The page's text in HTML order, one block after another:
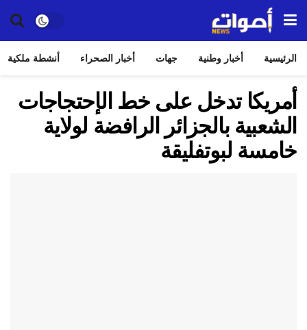
الرئيسية أخبار وطنية جهات أخبار الصحراء أنشطة ملكية
أمريكا تدخل على خط الإحتجاجات
الشعبية بالجزائر الرافضة لولاية
خامسة لبوتفليقة